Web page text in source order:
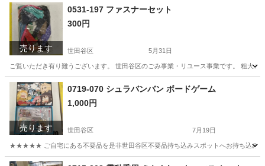
東京 世田谷区 リユース
売ります
0531-197 ファスナーセット
300円
世田谷区 5月31日
ご覧いただき有り難うございます。 世⽥⾕区のごみ事業・リユース事業です。 粗
東京 世田谷区 リユース
売ります
0719-070 シュラバンバン ボードゲーム
1,000円
世田谷区 7月19日
★★★★★ ご自宅にある不要品を是非世田谷区不要品持ち込みスポットへお持ち込みし
東京 世田谷区 ボードゲーム スポット